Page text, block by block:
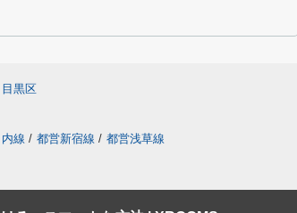
目黒区
線 / 都営新宿線 / 都営浅草線